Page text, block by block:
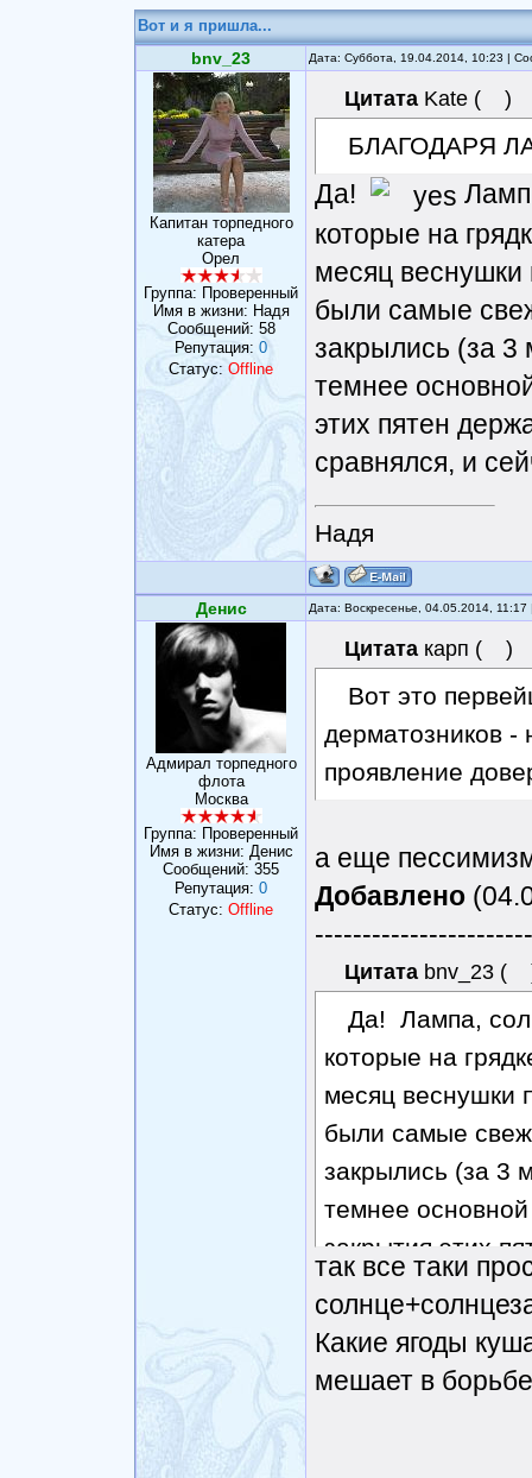
Вот и я пришла...
bnv_23 Дата: Суббота, 19.04.2014, 10:23 |
Капитан торпедного
катера
Орел
Группа: Проверенный
Имя в жизни: Надя
Сообщений: 58
Репутация: 0
Статус: Offline
Цитата Kate ( )
БЛАГОДАРЯ
Да!
которые на
месяц веснушки
были самые
закрылись (за 3
темнее
этих пятен
сравнялся, и
Надя
Денис Дата: Воскресенье, 04.05.2014,
Адмирал торпедного
флота
Москва
Группа: Проверенный
Имя в жизни: Денис
Сообщений: 355
Репутация: 0
Статус: Offline
Цитата карп ( )
Вот это
дерматозников
проявление
а еще
Добавлено
Цитата bnv_23 (
Да! Лампа,
которые на
месяц веснушки
были самые
закрылись (за 3
темнее
закрытия этих
потом
так все таки
Какие ягоды
мешает в